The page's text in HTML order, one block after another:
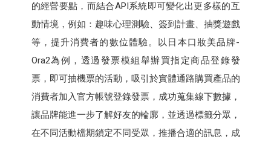
的經營要點，而結合API系統即可變化出更多樣的互
動情境，例如：趣味心理測驗、簽到計畫、抽獎遊戲
等，提升消費者的數位體驗。以日本口妝美品牌-
Ora2為例，透過發票模組舉辦買指定商品登錄發
票，即可抽機票的活動，吸引於實體通路購買產品的
消費者加入官方帳號登錄發票，成功蒐集線下數據，
讓品牌能進一步了解好友的輪廓，並透過標籤分眾，
在不同活動檔期鎖定不同受眾，推播合適的訊息，成